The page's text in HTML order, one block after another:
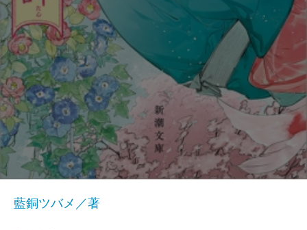
藍銅ツバメ／著